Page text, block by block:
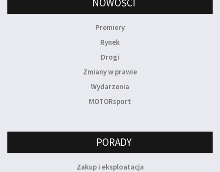
NOWOŚCI
Premiery
Rynek
Drogi
Zmiany w prawie
Wydarzenia
MOTORsport
PORADY
Zakup i eksploatacja